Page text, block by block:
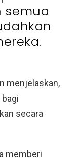
semua
menjelaskan,
secara
memberi